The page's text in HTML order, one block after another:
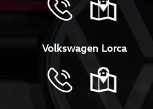
Volkswagen Lorca